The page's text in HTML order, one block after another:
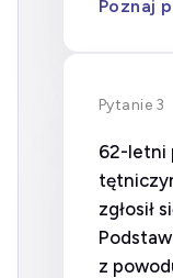
Poznaj
Pytanie 3
62-letni
zgłosił
z